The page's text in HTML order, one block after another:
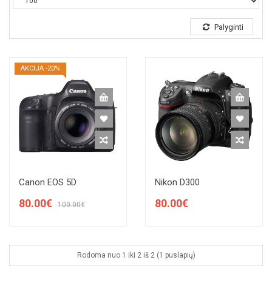
Palyginti
AKCIJA -20%
Canon EOS 5D
80.00€ 100.00€
Nikon D300
80.00€
Rodoma nuo 1 iki 2 iš 2 (1 puslapių)